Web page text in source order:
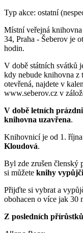
Typ akce: ostatní
Místní veřejná
34, Praha - Šeberov je
hodin.
V době státních svátků
kdy nebude knihovna z
otevřená, najdete v
www.seberov.cz v
V době letních
knihovna uzavřena.
Knihovnicí je od 1. října
Kloudová.
Byl zde zrušen členský
si můžete knihy vypůjč
Přijďte si vybrat a
obohacen o více jak 30
Z posledních